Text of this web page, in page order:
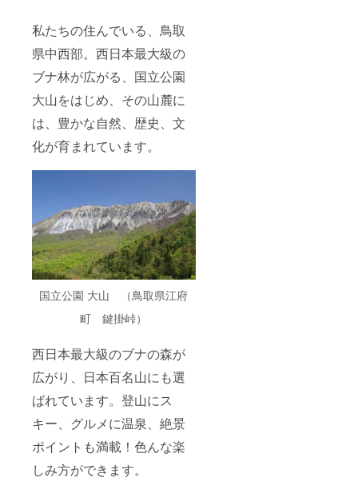
私たちの住んでいる、鳥取
県中西部。西日本最大級の
ブナ林が広がる、国立公園
大山をはじめ、その山麓に
は、豊かな自然、歴史、文
化が育まれています。
国立公園 大山 （鳥取県江府
町 鍵掛峠）
西日本最大級のブナの森が
広がり、日本百名山にも選
ばれています。登山にス
キー、グルメに温泉、絶景
ポイントも満載！色んな楽
しみ方ができます。